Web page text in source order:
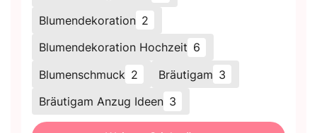
Blumendekoration 2
Blumendekoration Hochzeit 6
Blumenschmuck 2 Bräutigam 3
Bräutigam Anzug Ideen 3